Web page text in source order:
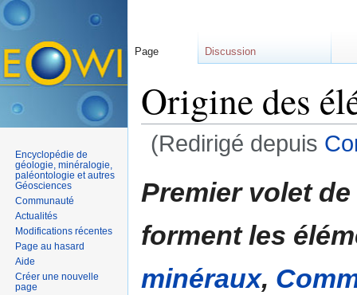
Origine des
(Redirigé depuis
Premier volet
forment les
minéraux,
Page Discussion
Encyclopédie de
géologie, minéralogie,
paléontologie et autres
Géosciences
Communauté
Actualités
Modifications récentes
Page au hasard
Aide
Créer une nouvelle
page